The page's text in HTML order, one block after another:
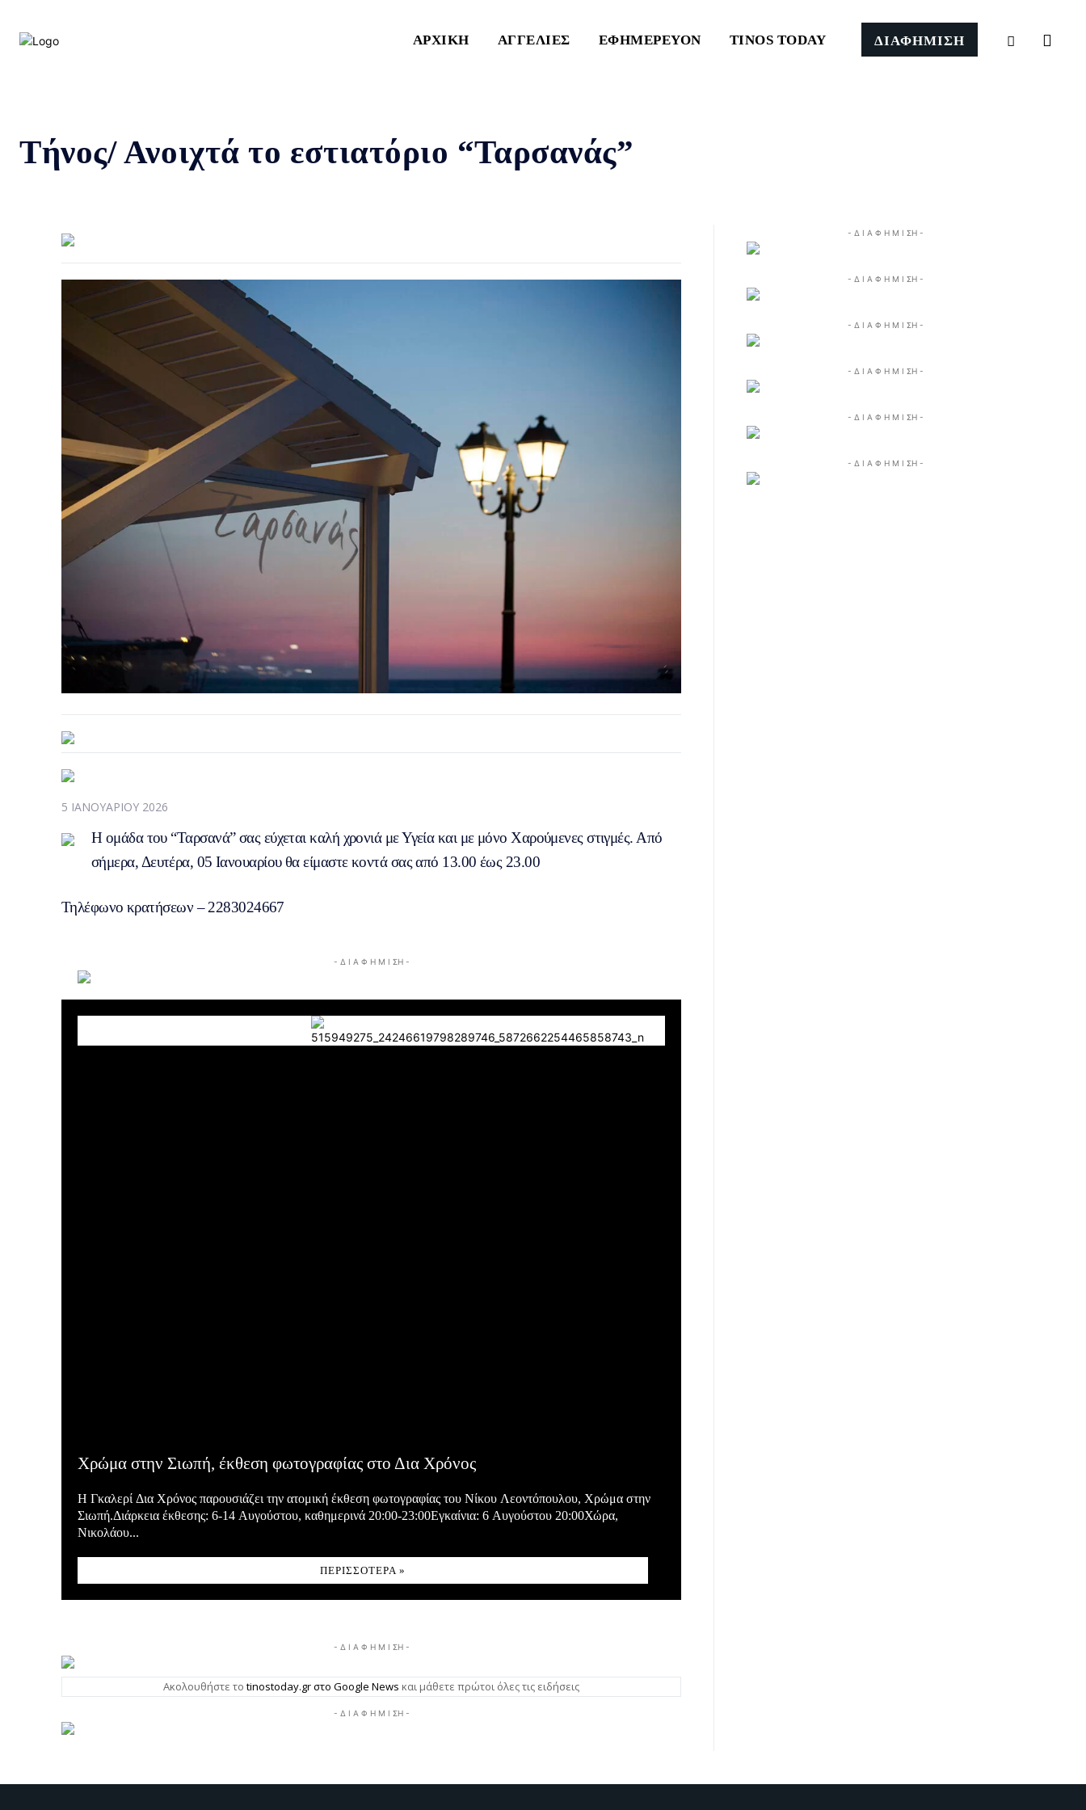
ΑΡΧΙΚΗ ΑΓΓΕΛΙΕΣ ΕΦΗΜΕΡΕΥΟΝ TINOS TODAY ΔΙΑΦΗΜΙΣΗ
Τήνος/ Ανοιχτά το εστιατόριο “Ταρσανάς”
5 ΙΑΝΟΥΑΡΊΟΥ 2026
Η ομάδα του “Ταρσανά” σας εύχεται καλή χρονιά με Υγεία και με μόνο Χαρούμενες στιγμές. Από
σήμερα, Δευτέρα, 05 Ιανουαρίου θα είμαστε κοντά σας από 13.00 έως 23.00
Τηλέφωνο κρατήσεων – 2283024667
- Δ Ι Α Φ Η Μ Ι ΣΗ -
Χρώμα στην Σιωπή, έκθεση φωτογραφίας στο Δια Χρόνος
Η Γκαλερί Δια Χρόνος παρουσιάζει την ατομική έκθεση φωτογραφίας του Νίκου Λεοντόπουλου, Χρώμα στην
Σιωπή.Διάρκεια έκθεσης: 6-14 Αυγούστου, καθημερινά 20:00-23:00Εγκαίνια: 6 Αυγούστου 20:00Χώρα,
Νικολάου...
ΠΕΡΙΣΣΌΤΕΡΑ »
- Δ Ι Α Φ Η Μ Ι ΣΗ -
Ακολουθήστε το tinostoday.gr στο Google News και μάθετε πρώτοι όλες τις ειδήσεις
- Δ Ι Α Φ Η Μ Ι ΣΗ -
- Δ Ι Α Φ Η Μ Ι ΣΗ -
- Δ Ι Α Φ Η Μ Ι ΣΗ -
- Δ Ι Α Φ Η Μ Ι ΣΗ -
- Δ Ι Α Φ Η Μ Ι ΣΗ -
- Δ Ι Α Φ Η Μ Ι ΣΗ -
- Δ Ι Α Φ Η Μ Ι ΣΗ -